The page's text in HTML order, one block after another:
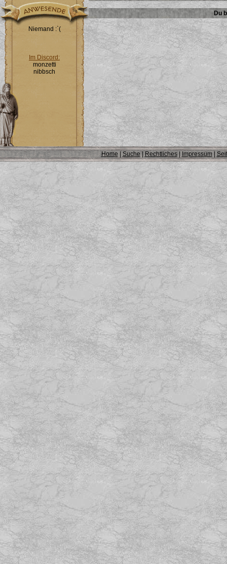
Niemand :`(
Im Discord:
monzetti
nibbsch
Du
Home| Suche | Rechtliches| Impressum|